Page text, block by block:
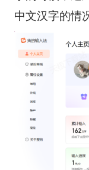
中文汉字的情